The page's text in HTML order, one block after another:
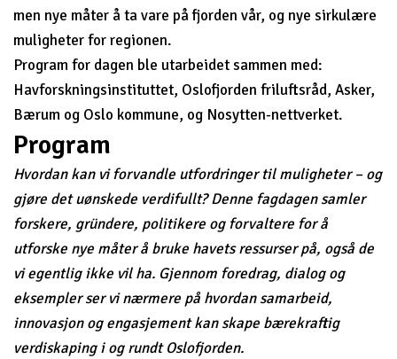
men nye måter å ta vare på fjorden vår, og nye sirkulære
muligheter for regionen.
Program for dagen ble utarbeidet sammen med:
Havforskningsinstituttet, Oslofjorden friluftsråd, Asker,
Bærum og Oslo kommune, og Nosytten-nettverket.
Program
Hvordan kan vi forvandle utfordringer til muligheter – og
gjøre det uønskede verdifullt? Denne fagdagen samler
forskere, gründere, politikere og forvaltere for å
utforske nye måter å bruke havets ressurser på, også de
vi egentlig ikke vil ha. Gjennom foredrag, dialog og
eksempler ser vi nærmere på hvordan samarbeid,
innovasjon og engasjement kan skape bærekraftig
verdiskaping i og rundt Oslofjorden.